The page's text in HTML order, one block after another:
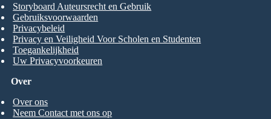
Over
Over ons
Neem Contact met ons op
Storyboard Auteursrecht en Gebruik
Gebruiksvoorwaarden
Privacybeleid
Privacy en Veiligheid Voor Scholen en Studenten
Toegankelijkheid
Uw Privacyvoorkeuren